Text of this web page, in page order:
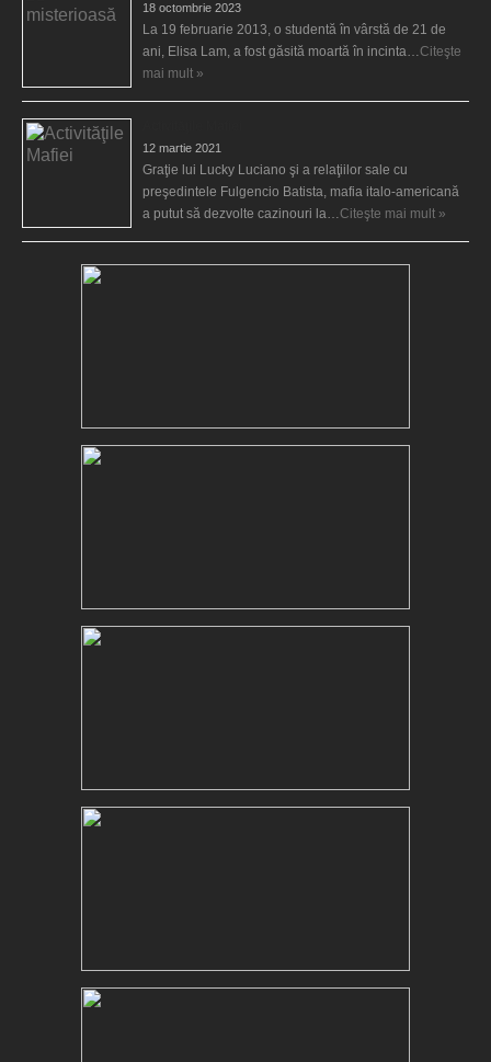
18 octombrie 2023
La 19 februarie 2013, o studentă în vârstă de 21 de
ani, Elisa Lam, a fost găsită moartă în incinta…Citeşte
mai mult »
12 martie 2021
Graţie lui Lucky Luciano şi a relaţiilor sale cu
preşedintele Fulgencio Batista, mafia italo-americană
a putut să dezvolte cazinouri la…Citeşte mai mult »